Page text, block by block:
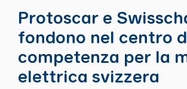
Protoscar e
fondono nel centro
competenza per la
elettrica svizzera